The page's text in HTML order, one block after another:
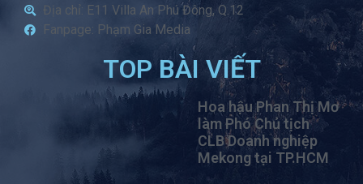
Địa chỉ: E11 Villa An Phú Đông, Q.12
Fanpage: Phạm Gia Media
TOP BÀI VIẾT
Hoa hậu Phan Thị Mơ
làm Phó Chủ tịch
CLB Doanh nghiệp
Mekong tại TP.HCM